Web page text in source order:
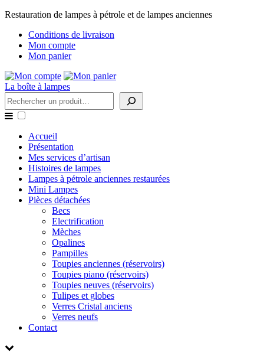
Restauration de lampes à pétrole et de lampes anciennes
Conditions de livraison
Mon compte
Mon panier
La boîte à lampes
Rechercher
Accueil
Présentation
Mes services d’artisan
Histoires de lampes
Lampes à pétrole anciennes restaurées
Mini Lampes
Pièces détachées
Becs
Electrification
Mèches
Opalines
Pampilles
Toupies anciennes (réservoirs)
Toupies piano (réservoirs)
Toupies neuves (réservoirs)
Tulipes et globes
Verres Cristal anciens
Verres neufs
Contact